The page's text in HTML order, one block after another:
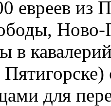
евреев из
в
для